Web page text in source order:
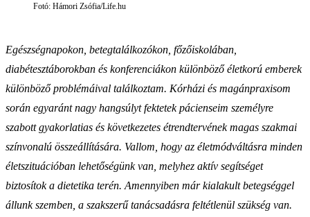
Fotó: Hámori Zsófia/Life.hu
Egészségnapokon, betegtalálkozókon, főzőiskolában,
diabétesztáborokban és konferenciákon különböző életkorú emberek
különböző problémáival találkoztam. Kórházi és magánpraxisom
során egyaránt nagy hangsúlyt fektetek pácienseim személyre
szabott gyakorlatias és következetes étrendtervének magas szakmai
színvonalú összeállítására. Vallom, hogy az életmódváltásra minden
életszituációban lehetőségünk van, melyhez aktív segítséget
biztosítok a dietetika terén. Amennyiben már kialakult betegséggel
állunk szemben, a szakszerű tanácsadásra feltétlenül szükség van.